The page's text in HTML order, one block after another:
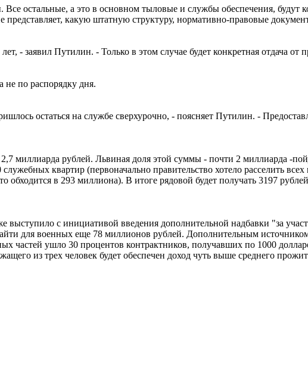
Все остальные, а это в основном тыловые и службы обеспечения, будут
какую штатную структуру, нормативно-правовые
- заявил Путилин. - Только в этом случае будет конкретная отдача от
по распорядку дня.
остаться на службе сверхурочно, - поясняет Путилин. -
миллиарда рублей. Львиная доля этой суммы - почти 2 миллиарда -
квартир (первоначально правительство хотело расселить
в 293 миллиона). В итоге рядовой будет получать 3197
с инициативой введения дополнительной надбавки "за
для военных еще 78 миллионов рублей. Дополнительным
частей ушло 30 процентов контрактников, получавших по 1000
из трех человек будет обеспечен доход чуть выше среднего